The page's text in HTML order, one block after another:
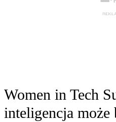
Women in Tech
inteligencja